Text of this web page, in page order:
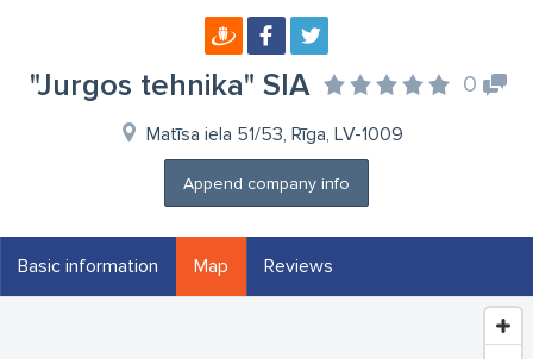
"Jurgos tehnika" SIA 0
Matīsa iela 51/53, Rīga, LV-1009
Append company info
Basic information Map Reviews